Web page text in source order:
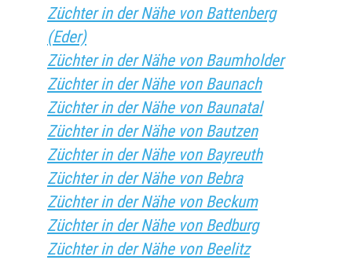
Züchter in der Nähe von Battenberg
(Eder)
Züchter in der Nähe von Baumholder
Züchter in der Nähe von Baunach
Züchter in der Nähe von Baunatal
Züchter in der Nähe von Bautzen
Züchter in der Nähe von Bayreuth
Züchter in der Nähe von Bebra
Züchter in der Nähe von Beckum
Züchter in der Nähe von Bedburg
Züchter in der Nähe von Beelitz